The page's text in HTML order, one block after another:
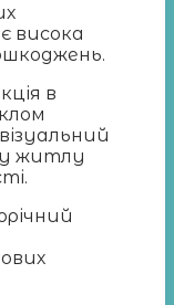
висока
в
житлу